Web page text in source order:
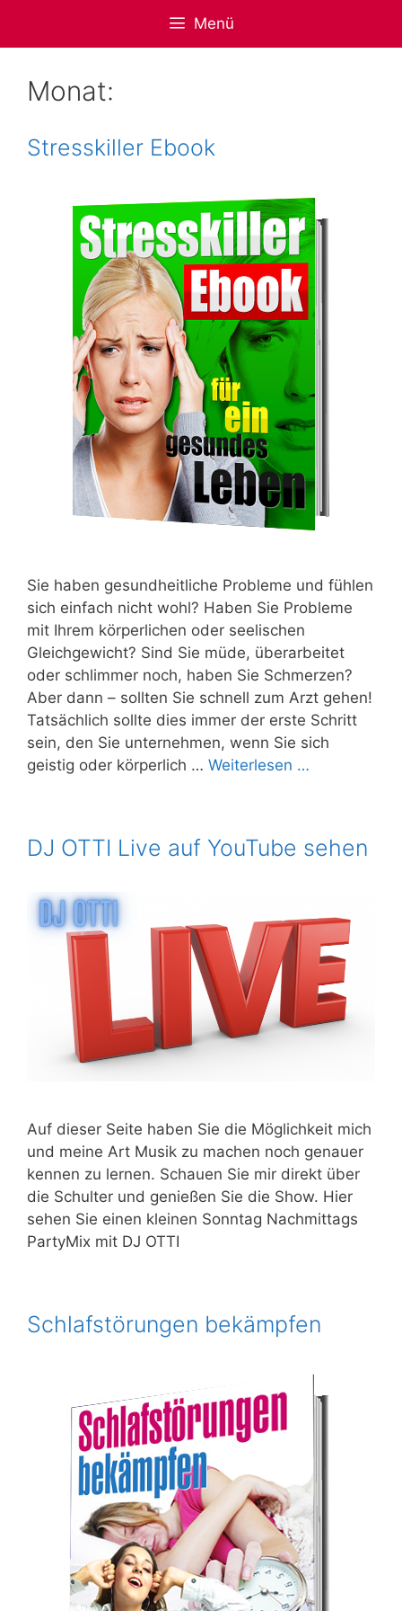
Menü
Monat:
Stresskiller Ebook
Sie haben gesundheitliche Probleme und fühlen
sich einfach nicht wohl? Haben Sie Probleme
mit Ihrem körperlichen oder seelischen
Gleichgewicht? Sind Sie müde, überarbeitet
oder schlimmer noch, haben Sie Schmerzen?
Aber dann – sollten Sie schnell zum Arzt gehen!
Tatsächlich sollte dies immer der erste Schritt
sein, den Sie unternehmen, wenn Sie sich
geistig oder körperlich … Weiterlesen …
DJ OTTI Live auf YouTube sehen
Auf dieser Seite haben Sie die Möglichkeit mich
und meine Art Musik zu machen noch genauer
kennen zu lernen. Schauen Sie mir direkt über
die Schulter und genießen Sie die Show. Hier
sehen Sie einen kleinen Sonntag Nachmittags
PartyMix mit DJ OTTI
Schlafstörungen bekämpfen